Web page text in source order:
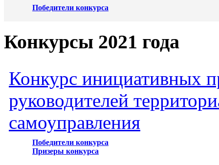
Победители конкурса
Конкурсы 2021 года
Конкурс инициативных
руководителей
самоуправления
Победители конкурса
Призеры конкурса